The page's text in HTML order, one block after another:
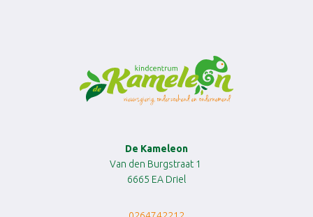
De Kameleon
Van den Burgstraat 1
6665 EA Driel